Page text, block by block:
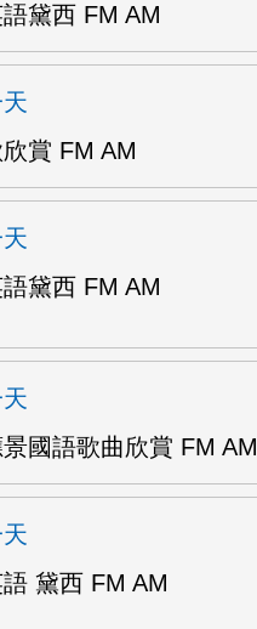
黛西 FM AM
賞 FM AM
黛西 FM AM
國語歌曲欣賞 FM AM
黛西 FM AM